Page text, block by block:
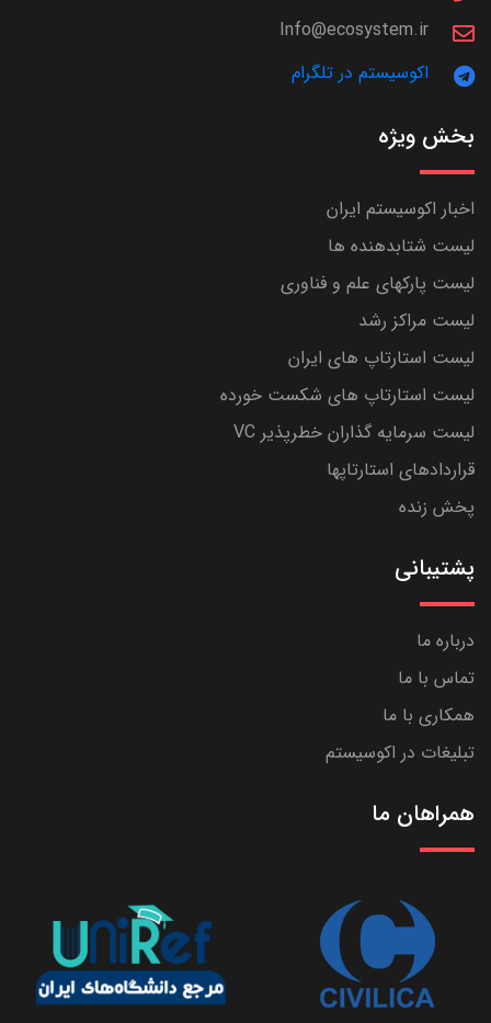
Info@ecosystem.ir
اکوسیستم در تلگرام
بخش ویژه
اخبار اکوسیستم ایران
لیست شتابدهنده ها
لیست پارکهای علم و فناوری
لیست مراکز رشد
لیست استارتاپ های ایران
لیست استارتاپ های شکست خورده
لیست سرمایه گذاران خطرپذیر VC
قراردادهای استارتاپها
پخش زنده
پشتیبانی
درباره ما
تماس با ما
همکاری با ما
تبلیغات در اکوسیستم
همراهان ما